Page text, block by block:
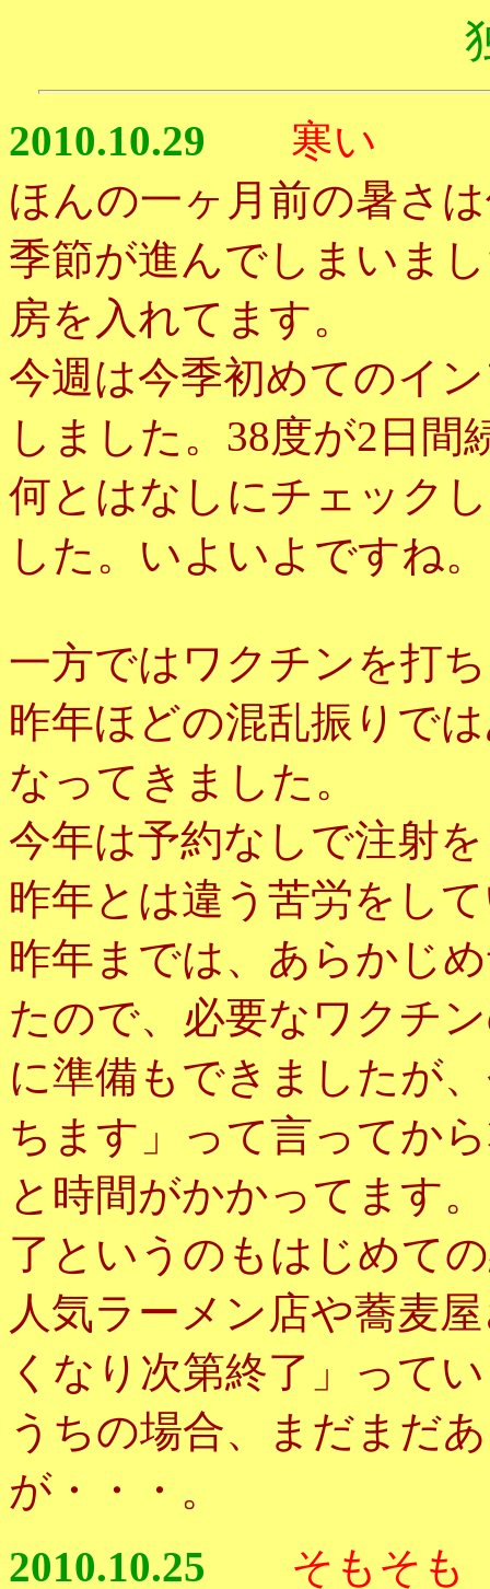
2010.10.29
寒い
ほんの一ヶ月前の暑さ
季節が進んでしまいま
房を入れてます。
今週は今季初めてのイ
しました。38度が2日
何とはなしにチェック
した。いよいよですね。
一方ではワクチンを打
昨年ほどの混乱振りで
なってきました。
今年は予約なしで注射
昨年とは違う苦労をし
昨年までは、あらかじ
たので、必要なワクチ
に準備もできましたが
ちます」って言ってか
と時間がかかってます
了というのもはじめて
人気ラーメン店や蕎麦
くなり次第終了」って
うちの場合、まだまだ
が・・・。
2010.10.25
そもそも